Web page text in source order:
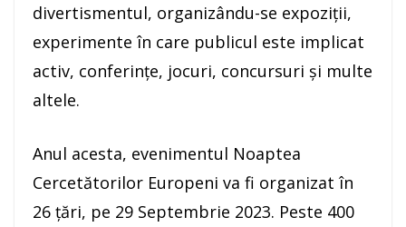
divertismentul, organizându-se expoziții,
experimente în care publicul este implicat
activ, conferințe, jocuri, concursuri și multe
altele.
​Anul acesta, evenimentul Noaptea
Cercetătorilor Europeni va fi organizat în
26 țări, pe 29 Septembrie 2023. Peste 400